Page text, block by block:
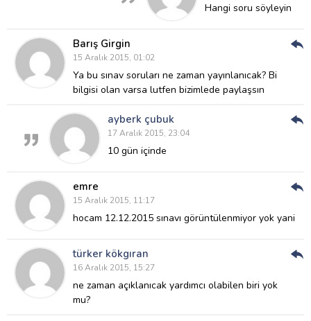
Hangi soru söyleyinVer
Barış Girgin
15 Aralık 2015, 01:02
Ya bu sınav soruları ne zaman yayınlanıcak? Bi
bilgisi olan varsa lutfen bizimlede paylaşsın
ayberk çubuk
17 Aralık 2015, 23:04
10 gün içinde
emre
15 Aralık 2015, 11:17
hocam 12.12.2015 sınavı görüntülenmiyor yok yaniVer
türker kökgıran
16 Aralık 2015, 15:27
ne zaman açıklanıcak yardımcı olabilen biri yok
mu?